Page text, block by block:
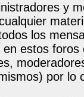
y
los
en estos
por lo